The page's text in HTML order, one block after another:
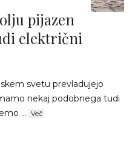
pijazen
električni
svetu prevladujejo
nekaj podobnega tudi
... Več